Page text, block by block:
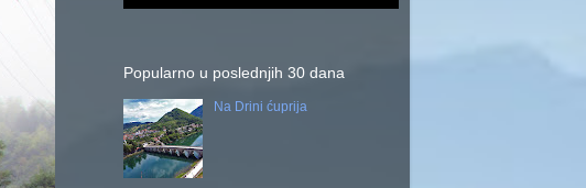
Popularno u poslednjih 30 dana
Na Drini ćuprija